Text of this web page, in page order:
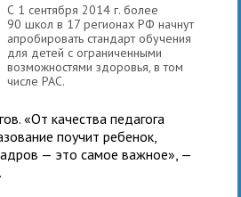
С 1 сентября 2014 г. более
90 школ в 17 регионах РФ начнут
апробировать стандарт обучения
для детей с ограниченными
возможностями здоровья, в том
числе РАС.
«От качества педагога
поучит ребенок,
— это самое важное», —